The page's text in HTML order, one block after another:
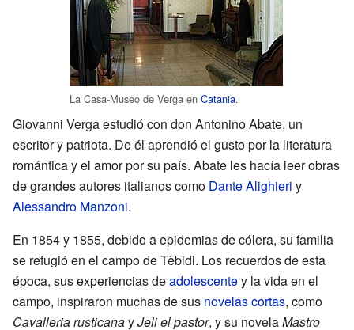
La Casa-Museo de Verga en Catania.
Giovanni Verga estudió con don Antonino Abate, un
escritor y patriota. De él aprendió el gusto por la literatura
romántica y el amor por su país. Abate les hacía leer obras
de grandes autores italianos como Dante Alighieri y
Alessandro Manzoni.
En 1854 y 1855, debido a epidemias de cólera, su familia
se refugió en el campo de Tèbidi. Los recuerdos de esta
época, sus experiencias deadolescentey la vida en el
campo, inspiraron muchas de sus novelas cortas, como
Cavalleria rusticanayJeli el pastor, y su novelaMastro